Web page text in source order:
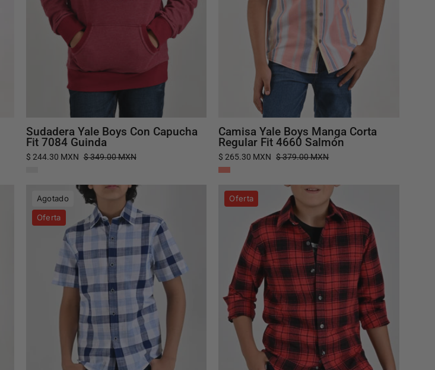
Sudadera Yale Boys Con Capucha
Fit 7084 Guinda
$ 244.30 MXN $ 349.00 MXN
Salmón
Camisa Yale Boys Manga Corta
Regular Fit 4660 Salmón
$ 265.30 MXN $ 379.00 MXN
Camisa
Yale
Boys
Corta
Regular
Fit
Azul
Agotado
Oferta
Camisa
Yale
Boys
Manga
Larga
Regular
Fit
4677
Rojo
Oferta